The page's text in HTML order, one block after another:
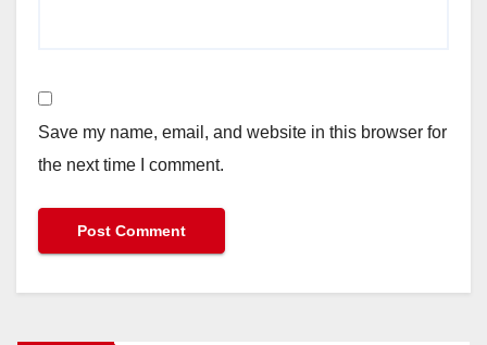
Save my name, email, and website in this browser for
the next time I comment.